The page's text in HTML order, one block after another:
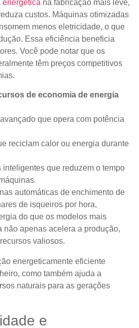
energética na fabricação mais leve,
custos. Máquinas otimizadas
menos eletricidade, o que
Essa eficiência beneficia
Você pode notar que os
têm preços competitivos
de economia de energia
que opera com potência
reciclam calor ou energia durante
inteligentes que reduzem o tempo
automáticas de enchimento de
de isqueiros por hora,
do que os modelos mais
não apenas acelera a produção,
valiosos.
energeticamente eficiente
como também ajuda a
naturais para as gerações
e